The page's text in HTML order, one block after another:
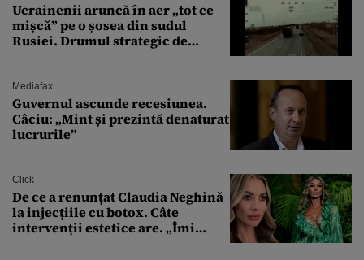
Ucrainenii aruncă în aer „tot ce
mișcă” pe o șosea din sudul
Rusiei. Drumul strategic de
Mediafax
Guvernul ascunde recesiunea.
Câciu: „Mint și prezintă denaturat
lucrurile”
Click
De ce a renunțat Claudia Neghină
la injecțiile cu botox. Câte
intervenții estetice are. „Îmi